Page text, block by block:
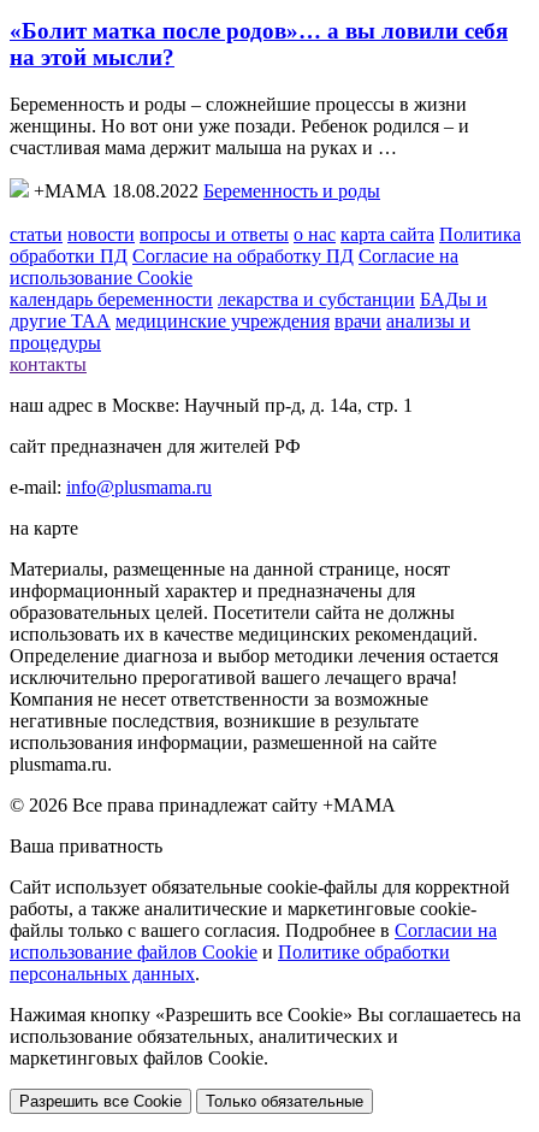
«Болит матка после родов»… а вы ловили себя
на этой мысли?
Беременность и роды – сложнейшие процессы в жизни
женщины. Но вот они уже позади. Ребенок родился – и
счастливая мама держит малыша на руках и …
+МАМА 18.08.2022 Беременность и роды
статьи новости вопросы и ответы о нас карта сайта Политика
обработки ПД Согласие на обработку ПД Согласие на
использование Cookie
календарь беременности лекарства и субстанции БАДы и
другие ТАА медицинские учреждения врачи анализы и
процедуры
контакты
наш адрес в Москве: Научный пр-д, д. 14а, стр. 1
сайт предназначен для жителей РФ
e-mail: info@plusmama.ru
на карте
Материалы, размещенные на данной странице, носят
информационный характер и предназначены для
образовательных целей. Посетители сайта не должны
использовать их в качестве медицинских рекомендаций.
Определение диагноза и выбор методики лечения остается
исключительно прерогативой вашего лечащего врача!
Компания не несет ответственности за возможные
негативные последствия, возникшие в результате
использования информации, размешенной на сайте
plusmama.ru.
© 2026 Все права принадлежат сайту +МАМА
Ваша приватность
Сайт использует обязательные cookie-файлы для корректной
работы, а также аналитические и маркетинговые cookie-
файлы только с вашего согласия. Подробнее в Согласии на
использование файлов Cookie и Политике обработки
персональных данных.
Нажимая кнопку «Разрешить все Cookie» Вы соглашаетесь на
использование обязательных, аналитических и
маркетинговых файлов Cookie.
Разрешить все Cookie Только обязательные